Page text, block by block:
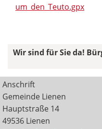
um_den_Teuto.gpx
Wir sind für Sie da!
Anschrift
Gemeinde Lienen
Hauptstraße 14
49536 Lienen